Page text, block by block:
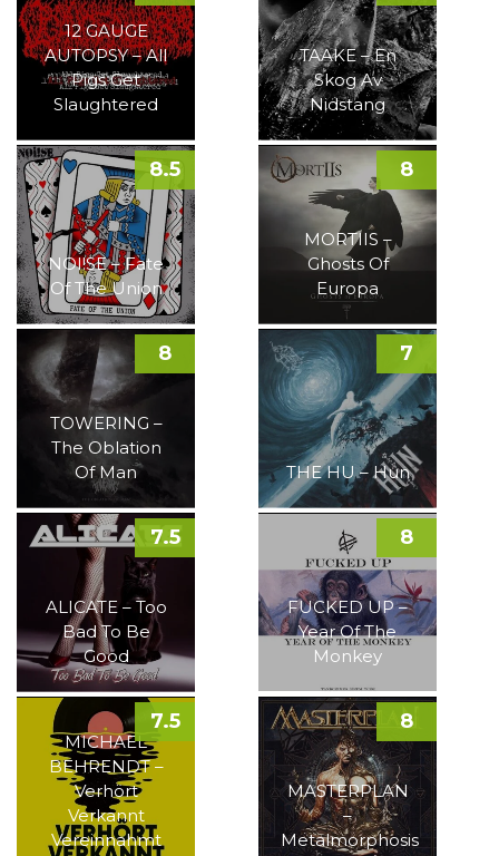
12 GAUGE
AUTOPSY – All
Pigs Get
Slaughtered
TAAKE – En
Skog Av
Nidstang
NOI!SE – Fate
Of The Union
8.5
MORTIIS –
Ghosts Of
Europa
8
TOWERING –
The Oblation
Of Man
8
THE HU – Hun
7
ALICATE – Too
Bad To Be
Good
7.5
FUCKED UP –
Year Of The
Monkey
8
MICHAEL
BEHRENDT –
Verhört
Verkannt
Vereinnahmt
7.5
MASTERPLAN
–
Metalmorphosis
8